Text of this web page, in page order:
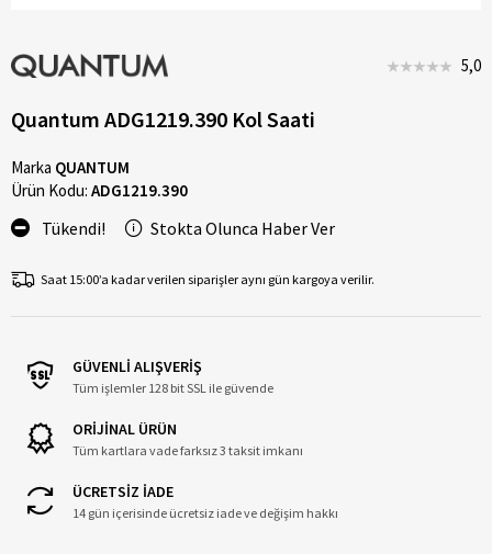
5,0
Quantum ADG1219.390 Kol Saati
Marka QUANTUM
Ürün Kodu: ADG1219.390
Tükendi! Stokta Olunca Haber Ver
Saat 15:00’a kadar verilen siparişler aynı gün kargoya verilir.
GÜVENLİ ALIŞVERİŞ
Tüm işlemler 128 bit SSL ile güvende
ORİJİNAL ÜRÜN
Tüm kartlara vade farksız 3 taksit imkanı
ÜCRETSİZ İADE
14 gün içerisinde ücretsiz iade ve değişim hakkı